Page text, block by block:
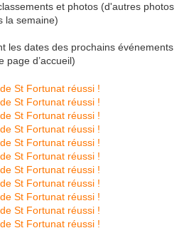
et photos (d'autres photos
la semaine)
les dates des prochains événements
page d’accueil)